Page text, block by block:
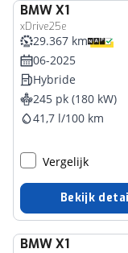
BMWX1
xDrive25e
29.367 km
06-2025
Hybride
245 pk (180 kW)
41,7 l/100 km
Vergelijk
Bekijk
BMWX1